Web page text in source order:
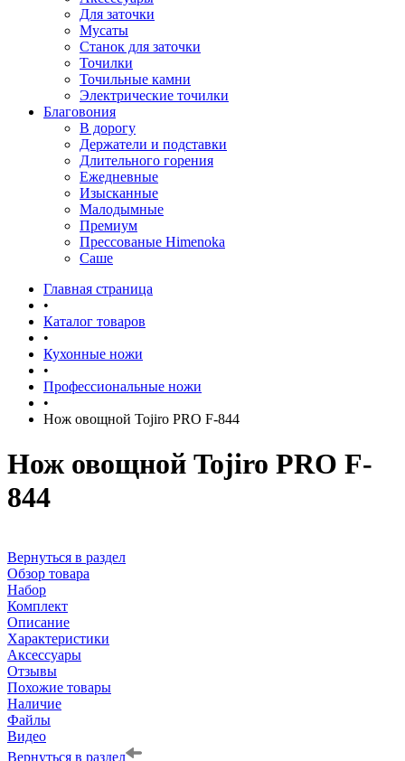
Для заточки
Мусаты
Станок для заточки
Точилки
Точильные камни
Электрические точилки
Благовония
В дорогу
Держатели и подставки
Длительного горения
Ежедневные
Изысканные
Малодымные
Премиум
Прессованые Himenoka
Саше
Главная страница
•
Каталог товаров
•
Кухонные ножи
•
Профессиональные ножи
•
Нож овощной Tojiro PRO F-844
Нож овощной Tojiro PRO F-
844
Вернуться в раздел
Обзор товара
Набор
Комплект
Описание
Характеристики
Аксессуары
Отзывы
Похожие товары
Наличие
Файлы
Видео
Вернуться в раздел